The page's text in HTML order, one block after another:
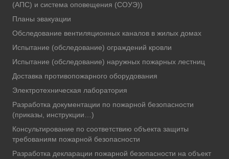
(АПС) и система оповещения (СОУЭ))
Планы эвакуации
Обследование вентиляционных каналов в жилых домах
Испытание (обследование) ограждений кровли
Испытание (обследование) наружных пожарных лестниц
Доставка противопожарного оборудования
Электротехническая лаборатория
Разработка документации по пожарной безопасности
(приказы, инструкции…)
Консультирование по соответствию объекта защиты
требованиям пожарной безопасности
Разработка декларации пожарной безопасности на объект